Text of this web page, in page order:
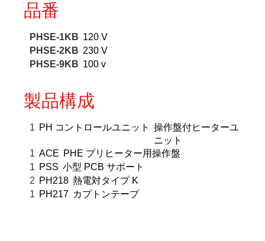
ッ
個
品番
PHSE-1KB 120 V
PHSE-2KB 230 V
PHSE-9KB 100 v
製品構成
1 PH コントロールユニット
操作盤付ヒーターユ
ニット
1 ACE PHE プリヒーター用操作盤
1 PSS 小型 PCB サポート
2 PH218 熱電対タイプ K
1 PH217 カプトンテープ